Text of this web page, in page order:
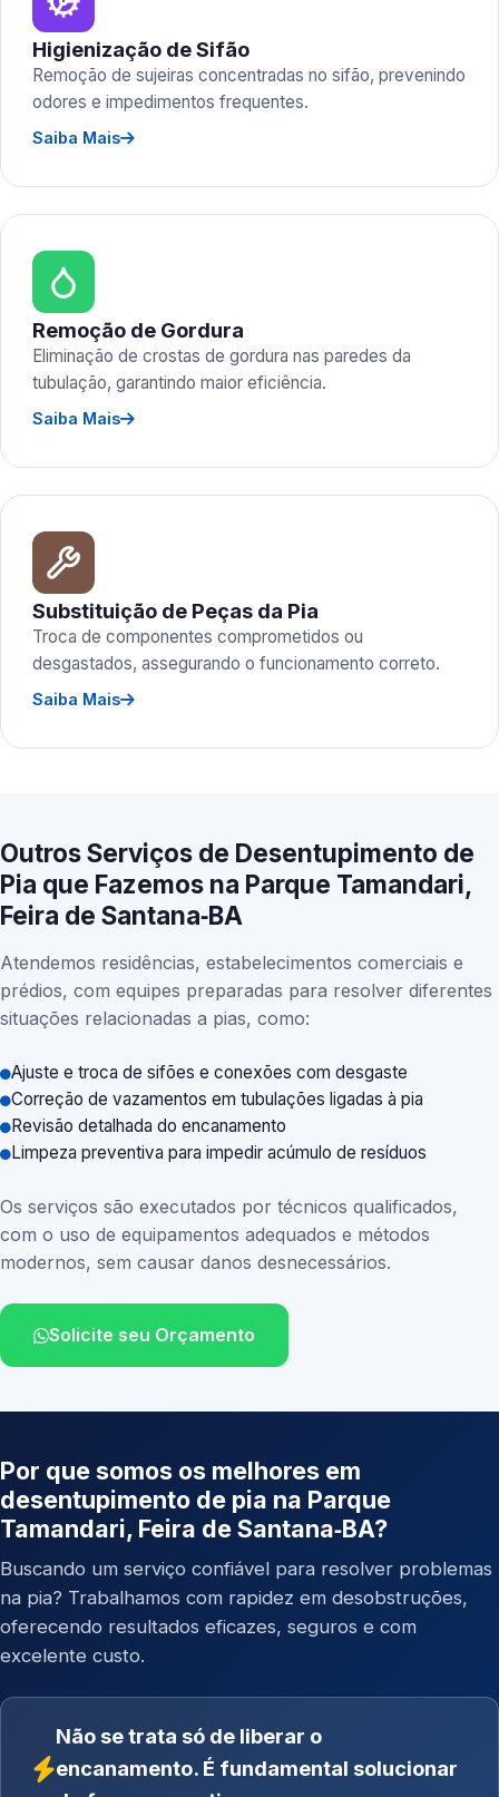
Higienização de Sifão
Remoção de sujeiras concentradas no sifão, prevenindo
odores e impedimentos frequentes.
Saiba Mais
Remoção de Gordura
Eliminação de crostas de gordura nas paredes da
tubulação, garantindo maior eficiência.
Saiba Mais
Substituição de Peças da Pia
Troca de componentes comprometidos ou
desgastados, assegurando o funcionamento correto.
Saiba Mais
Outros Serviços de Desentupimento de
Pia que Fazemos na Parque Tamandari,
Feira de Santana‑BA
Atendemos residências, estabelecimentos comerciais e
prédios, com equipes preparadas para resolver diferentes
situações relacionadas a pias, como:
Ajuste e troca de sifões e conexões com desgaste
Correção de vazamentos em tubulações ligadas à pia
Revisão detalhada do encanamento
Limpeza preventiva para impedir acúmulo de resíduos
Os serviços são executados por técnicos qualificados,
com o uso de equipamentos adequados e métodos
modernos, sem causar danos desnecessários.
Solicite seu Orçamento
Por que somos os melhores em
desentupimento de pia na Parque
Tamandari, Feira de Santana‑BA?
Buscando um serviço confiável para resolver problemas
na pia? Trabalhamos com rapidez em desobstruções,
oferecendo resultados eficazes, seguros e com
excelente custo.
Não se trata só de liberar o
encanamento. É fundamental solucionar